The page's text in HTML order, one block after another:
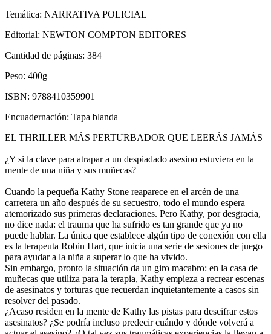
Temática: NARRATIVA POLICIAL
Editorial: NEWTON COMPTON EDITORES
Cantidad de páginas: 384
Peso: 400g
ISBN: 9788410359901
Encuadernación: Tapa blanda
EL THRILLER MÁS PERTURBADOR QUE LEERÁS JAMÁS
¿Y si la clave para atrapar a un despiadado asesino estuviera en la
mente de una niña y sus muñecas?
Cuando la pequeña Kathy Stone reaparece en el arcén de una
carretera un año después de su secuestro, todo el mundo espera
atemorizado sus primeras declaraciones. Pero Kathy, por desgracia,
no dice nada: el trauma que ha sufrido es tan grande que ya no
puede hablar. La única que establece algún tipo de conexión con ella
es la terapeuta Robin Hart, que inicia una serie de sesiones de juego
para ayudar a la niña a superar lo que ha vivido.
Sin embargo, pronto la situación da un giro macabro: en la casa de
muñecas que utiliza para la terapia, Kathy empieza a recrear escenas
de asesinatos y torturas que recuerdan inquietantemente a casos sin
resolver del pasado.
¿Acaso residen en la mente de Kathy las pistas para descifrar estos
asesinatos? ¿Se podría incluso predecir cuándo y dónde volverá a